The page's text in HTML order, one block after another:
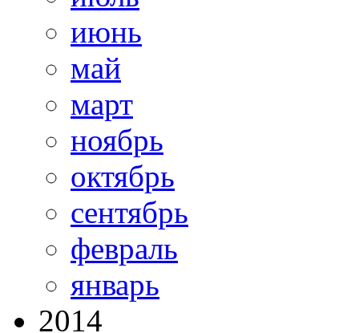
июнь
май
март
ноябрь
октябрь
сентябрь
февраль
январь
2014